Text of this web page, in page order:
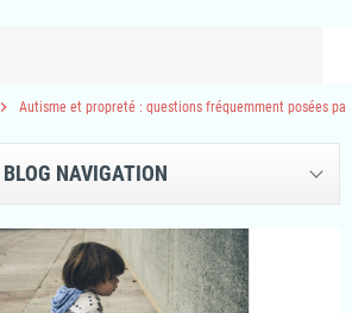
chevron_right Autisme et propreté : questions fréquemment posées
BLOG NAVIGATION